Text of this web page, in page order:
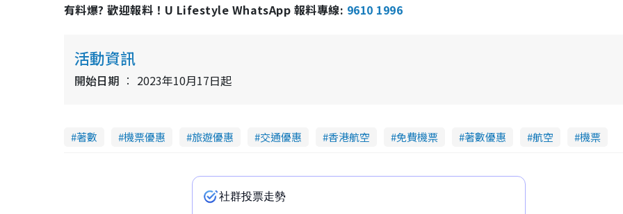
有料爆? 歡迎報料！U Lifestyle WhatsApp 報料專線: 9610 1996
活動資訊
開始日期 2023年10月17日起
著數 機票優惠 旅遊優惠 交通優惠 香港航空 免費機票 著數優惠 航空 機票